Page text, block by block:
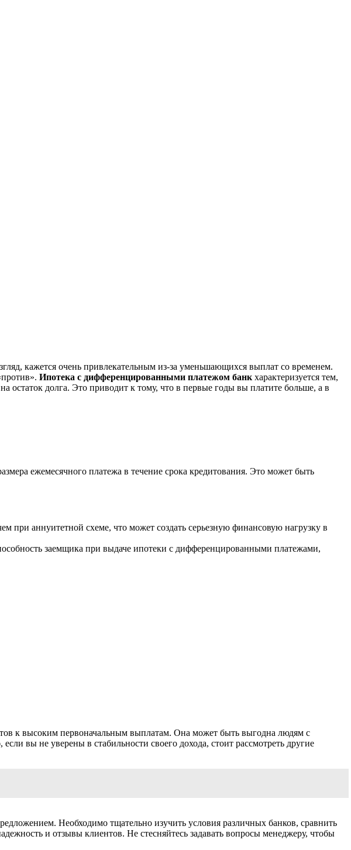
кажется очень привлекательным из-за уменьшающихся выплат со временем.
Ипотека с дифференцированными платежом банк характеризуется тем,
остаток долга. Это приводит к тому, что в первые годы вы платите больше, а в
ежемесячного платежа в течение срока кредитования. Это может быть
при аннуитетной схеме, что может создать серьезную финансовую нагрузку в
заемщика при выдаче ипотеки с дифференцированными платежами,
к высоким первоначальным выплатам. Она может быть выгодна людям с
вы не уверены в стабильности своего дохода, стоит рассмотреть другие
Необходимо тщательно изучить условия различных банков, сравнить
и отзывы клиентов. Не стесняйтесь задавать вопросы менеджеру, чтобы